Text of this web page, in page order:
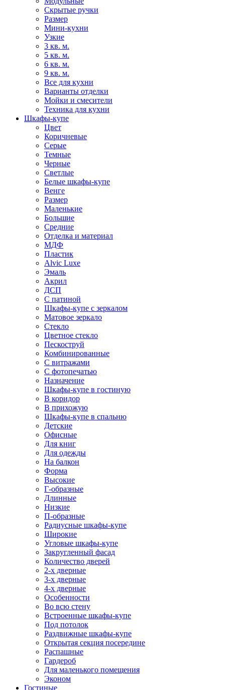
Скрытые ручки
Размер
Мини-кухни
Узкие
3 кв. м.
5 кв. м.
6 кв. м.
9 кв. м.
Все для кухни
Варианты отделки
Мойки и смесители
Техника для кухни
Шкафы-купе
Цвет
Коричневые
Серые
Темные
Черные
Светлые
Белые шкафы-купе
Венге
Размер
Маленькие
Большие
Средние
Отделка и материал
МДФ
Пластик
Alvic Luxe
Эмаль
Акрил
ДСП
С патиной
Шкафы-купе с зеркалом
Матовое зеркало
Стекло
Цветное стекло
Пескоструй
Комбинированные
С витражами
С фотопечатью
Назначение
Шкафы-купе в гостиную
В коридор
В прихожую
Шкафы-купе в спальню
Детские
Офисные
Для книг
Для одежды
На балкон
Форма
Высокие
Г-образные
Длинные
Низкие
П-образные
Радиусные шкафы-купе
Широкие
Угловые шкафы-купе
Закругленный фасад
Количество дверей
2-х дверные
3-х дверные
4-х дверные
Особенности
Во всю стену
Встроенные шкафы-купе
Под потолок
Раздвижные шкафы-купе
Открытая секция посередине
Распашные
Гардероб
Для маленького помещения
Эконом
Гостиные